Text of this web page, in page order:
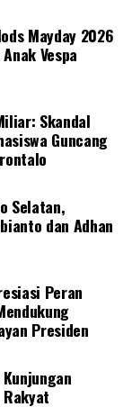
skema
pemerintah.
dinas
seperti
agenda
layanan
Mayday 2026
Vespa
Skandal
Guncang
Selatan,
dan Adhan
Peran
Presiden
Kunjungan